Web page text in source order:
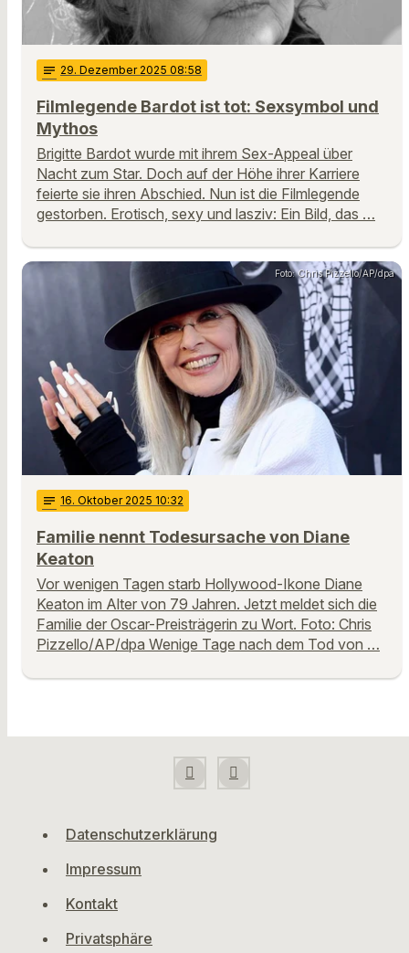
notes 29. Dezember 2025 08:58
Filmlegende Bardot ist tot: Sexsymbol und
Mythos
Brigitte Bardot wurde mit ihrem Sex-Appeal über
Nacht zum Star. Doch auf der Höhe ihrer Karriere
feierte sie ihren Abschied. Nun ist die Filmlegende
gestorben. Erotisch, sexy und lasziv: Ein Bild, das …
Foto: Chris Pizzello/AP/dpa
notes 16. Oktober 2025 10:32
Familie nennt Todesursache von Diane
Keaton
Vor wenigen Tagen starb Hollywood-Ikone Diane
Keaton im Alter von 79 Jahren. Jetzt meldet sich die
Familie der Oscar-Preisträgerin zu Wort. Foto: Chris
Pizzello/AP/dpa Wenige Tage nach dem Tod von …
Datenschutzerklärung
Impressum
Kontakt
Privatsphäre